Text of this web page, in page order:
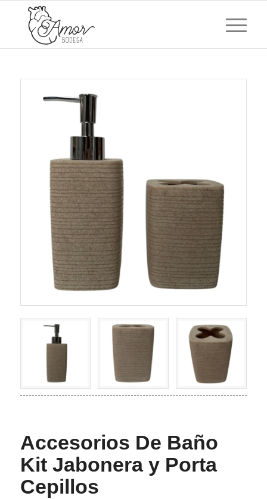
Accesorios De Baño
Kit Jabonera y Porta
Cepillos